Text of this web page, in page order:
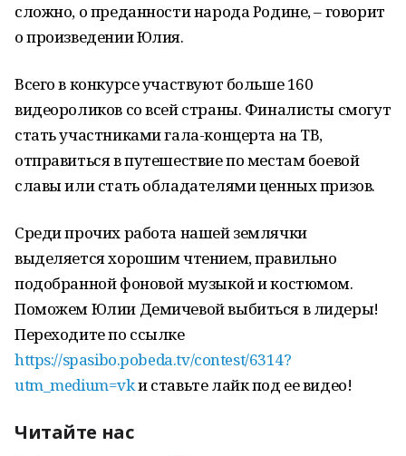
сложно, о преданности народа Родине, – говорит
о произведении Юлия.
Всего в конкурсе участвуют больше 160
видеороликов со всей страны. Финалисты смогут
стать участниками гала-концерта на ТВ,
отправиться в путешествие по местам боевой
славы или стать обладателями ценных призов.
Среди прочих работа нашей землячки
выделяется хорошим чтением, правильно
подобранной фоновой музыкой и костюмом.
Поможем Юлии Демичевой выбиться в лидеры!
Переходите по ссылке
https://spasibo.pobeda.tv/contest/6314?
utm_medium=vkи ставьте лайк под ее видео!
Читайте нас